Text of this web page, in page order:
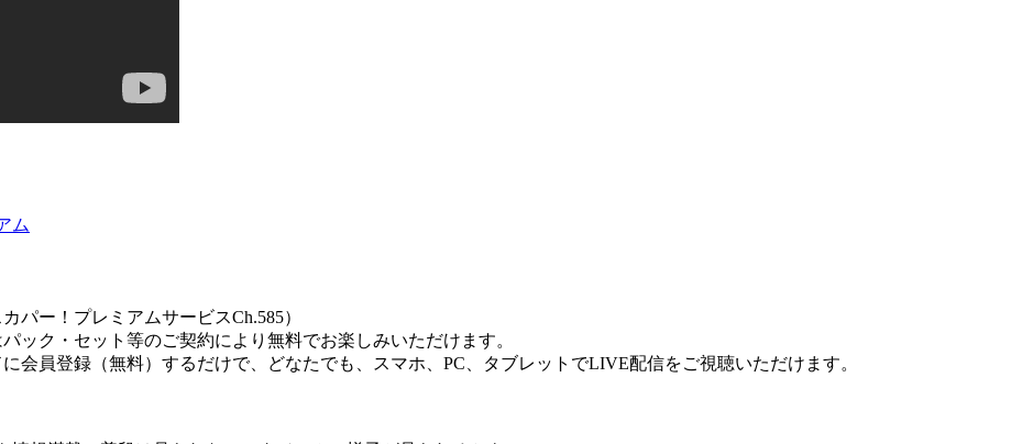
ム
パー！プレミアムサービスCh.585）
ク・セット等のご契約により無料でお楽しみいただけます。
会員登録（無料）するだけで、どなたでも、スマホ、PC、タブレットでLIVE配信をご視聴いただけます。